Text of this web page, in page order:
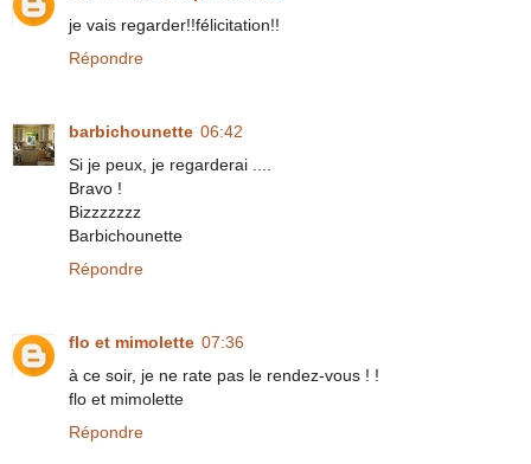
je vais regarder!!félicitation!!
Répondre
barbichounette 06:42
Si je peux, je regarderai ....
Bravo !
Bizzzzzzz
Barbichounette
Répondre
flo et mimolette 07:36
à ce soir, je ne rate pas le rendez-vous ! !
flo et mimolette
Répondre